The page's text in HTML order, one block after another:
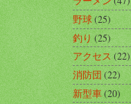
野球(25)
釣り(25)
アクセス(22)
消防団(22)
新型車(20)